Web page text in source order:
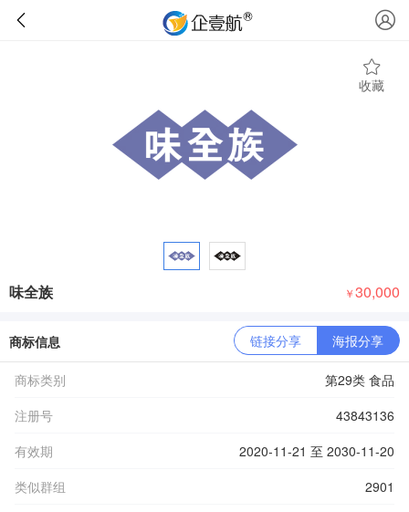
收藏
味全族 ￥30,000
商标信息 链接分享 海报分享
商标类别
第29类 食品
注册号
43843136
有效期
2020-11-21 至 2030-11-20
类似群组
2901